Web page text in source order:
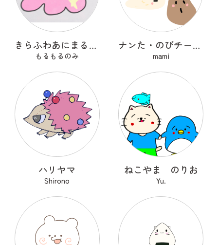
きらふわあにまるふれんず
もるもるのみ
ナンた・のびチー・ショコナン
mami
ハリヤマ
Shirono
ねこやま のりお
Yu.